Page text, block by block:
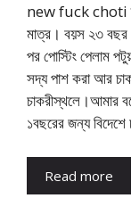
new fuck choti
মাত্র। বয়স ২৩
পর পোস্টিং পেলাম
সদ্য পাশ করা আর
চাকরীস্থলে।আমার
১বছরের জন্য
Read more